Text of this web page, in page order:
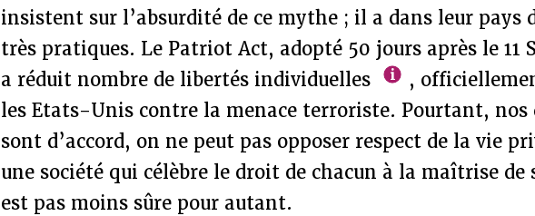
insistent sur l’absurdité de ce mythe ; il a dans leur pays
très pratiques. Le Patriot Act, adopté 50 jours après le 11
a réduit nombre de libertés individuelles
,
les Etats-Unis contre la menace terroriste. Pourtant, nos
sont d’accord, on ne peut pas opposer respect de la vie
une société qui célèbre le droit de chacun à la maîtrise de
est pas moins sûre pour autant.